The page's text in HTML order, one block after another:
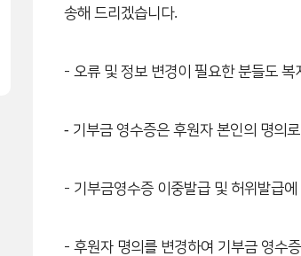
송해 드리겠습니다.
- 오류 및 정보 변경이 필요한 분들도
- 기부금 영수증은 후원자 본인의 명의
- 기부금영수증 이중발급 및 허위발급
- 후원자 명의를 변경하여 기부금 영수